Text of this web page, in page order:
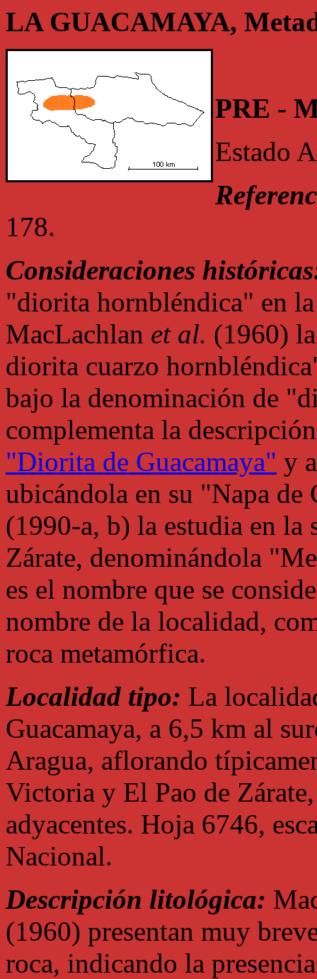
LA GUACAMAYA,
PRE -
Estado
178.
Consideraciones
"diorita hornbléndica" en
MacLachlan et al. (1960)
diorita cuarzo
bajo la denominación de
complementa la
"Diorita de Guacamaya" y
ubicándola en su "Napa de
(1990-a, b) la estudia en
Zárate, denominándola
es el nombre que se
nombre de la localidad,
roca metamórfica.
Localidad tipo: La
Guacamaya, a 6,5 km al
Aragua, aflorando
Victoria y El Pao de
adyacentes. Hoja 6746,
Nacional.
Descripción litológica:
(1960) presentan muy
roca, indicando la